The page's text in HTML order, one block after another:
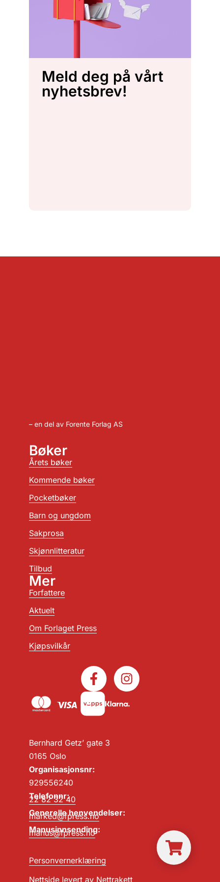
Meld deg på vårt
nyhetsbrev!
– en del av Forente Forlag AS
Bernhard Getz’ gate 3
0165 Oslo
Organisasjonsnr:
929556240
Telefonnr:
22 82 32 40
Generelle henvendelser:
marked@fpress.no
Manusinnsending:
manus@fpress.no
Personvernerklæring
Nettside levert av Nettrakett
Bøker
Årets bøker
Kommende bøker
Pocketbøker
Barn og ungdom
Sakprosa
Skjønnlitteratur
Tilbud
Mer
Forfattere
Aktuelt
Om Forlaget Press
Kjøpsvilkår